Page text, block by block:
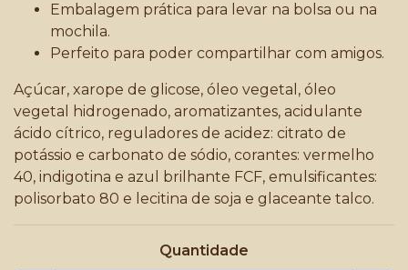
Embalagem prática para levar na bolsa ou na
mochila.
Perfeito para poder compartilhar com amigos.
Açúcar, xarope de glicose, óleo vegetal, óleo
vegetal hidrogenado, aromatizantes, acidulante
ácido cítrico, reguladores de acidez: citrato de
potássio e carbonato de sódio, corantes: vermelho
40, indigotina e azul brilhante FCF, emulsificantes:
polisorbato 80 e lecitina de soja e glaceante talco.
Quantidade